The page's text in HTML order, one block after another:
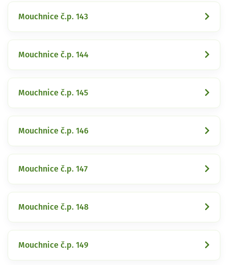
Mouchnice č.p. 143
Mouchnice č.p. 144
Mouchnice č.p. 145
Mouchnice č.p. 146
Mouchnice č.p. 147
Mouchnice č.p. 148
Mouchnice č.p. 149